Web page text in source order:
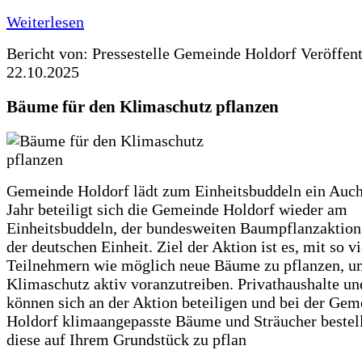
Weiterlesen
Bericht von: Pressestelle Gemeinde Holdorf
22.10.2025
Bäume für den Klimaschutz pflanzen
Gemeinde Holdorf lädt zum Einheitsbuddeln ein
Jahr beteiligt sich die Gemeinde Holdorf wieder am
Einheitsbuddeln, der bundesweiten
der deutschen Einheit. Ziel der Aktion ist es, mit so
Teilnehmern wie möglich neue Bäume zu pflanzen,
Klimaschutz aktiv voranzutreiben. Privathaushalte
können sich an der Aktion beteiligen und bei der
Holdorf klimaangepasste Bäume und Sträucher
diese auf Ihrem Grundstück zu pflan